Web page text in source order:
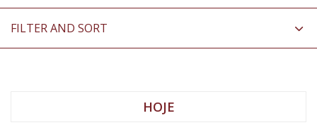
FILTER AND SORT
HOJE